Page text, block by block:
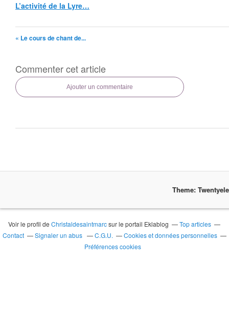
L’activité de la Lyre…
« Le cours de chant de...
Commenter cet article
Ajouter un commentaire
Theme:
Voir le profil deChristaldesaintmarcsur le portail Eklablog
Top articles
Contact
Signaler un abus C.G.U.
Cookies et données personnelles
Préférences cookies